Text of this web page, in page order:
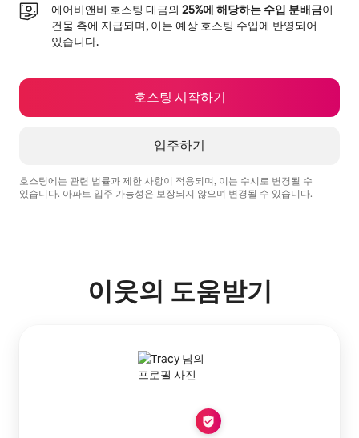
에어비앤비 호스팅 대금의 25%에 해당하는 수입 분배금이
건물 측에 지급되며, 이는 예상 호스팅 수입에 반영되어
있습니다.
호스팅 시작하기
입주하기
호스팅에는 관련 법률과 제한 사항이 적용되며, 이는 수시로 변경될 수
있습니다. 아파트 입주 가능성은 보장되지 않으며 변경될 수 있습니다.
이웃의 도움받기